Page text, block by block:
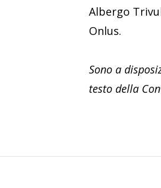
Albergo
Onlus.
Sono a
testo della